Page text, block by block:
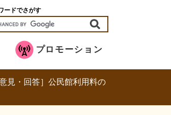
ードでさがす
プロモーション
見・回答］公民館利用料の